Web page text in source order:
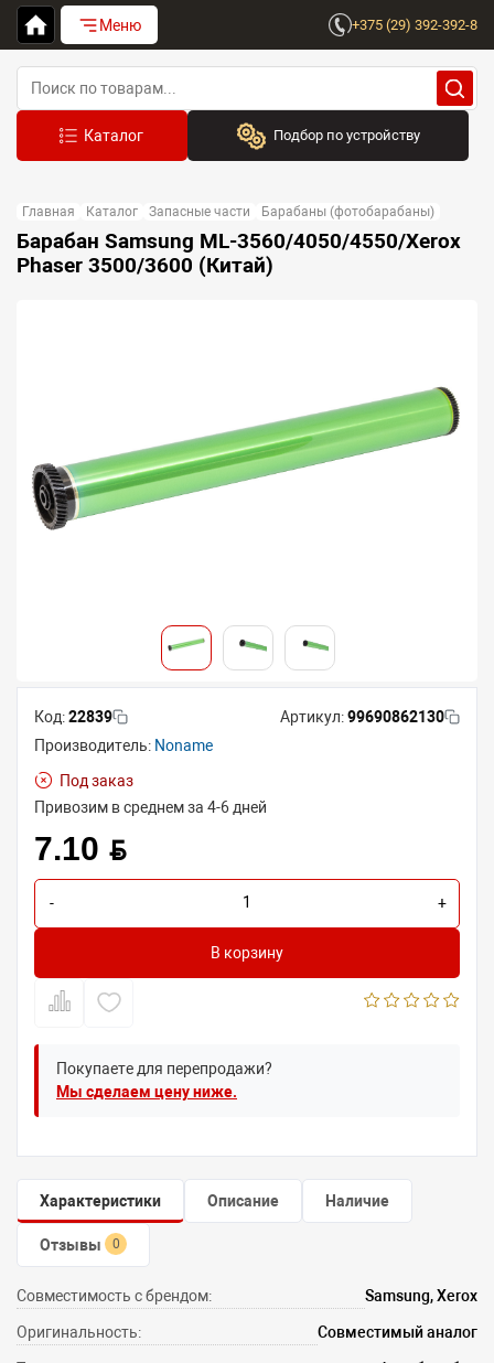
Меню +375 (29) 392-392-8
Подбор по устройству
Выберите бренд
Устройство:
Главная Каталог Запасные части Барабаны (фотобарабаны)
Барабан Samsung ML-3560/4050/4550/Xerox
Phaser 3500/3600 (Китай)
Код:22839 Артикул:99690862130
Производитель: Noname
Под заказ
Привозим в среднем за 4-6 дней
7.10 BYN
- +
В корзину
Покупаете для перепродажи?
Мы сделаем цену ниже.
Характеристики Описание Наличие
Отзывы 0
Совместимость с брендом: Samsung, Xerox
Оригинальность: Совместимый аналог